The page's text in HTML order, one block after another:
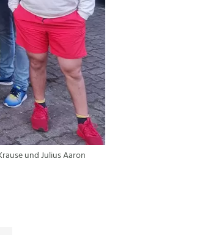
und Julius Aaron